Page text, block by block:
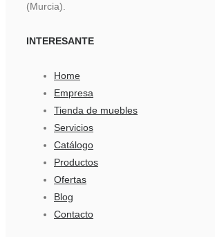
(Murcia).
INTERESANTE
Home
Empresa
Tienda de muebles
Servicios
Catálogo
Productos
Ofertas
Blog
Contacto